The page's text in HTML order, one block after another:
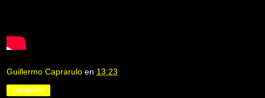
Guillermo Caprarulo en 13:23
Compartir